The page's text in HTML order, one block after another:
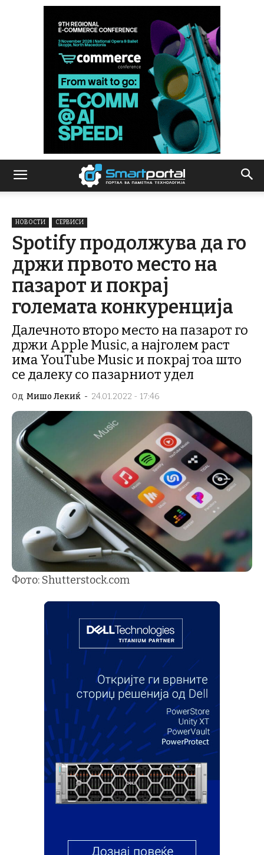
НОВОСТИ СЕРВИСИ
Spotify продолжува да го
држи првото место на
пазарот и покрај
големата конкуренција
Далечното второ место на пазарот го
држи Apple Music, а најголем раст
има YouTube Music и покрај тоа што
се далеку со пазарниот удел
Од Мишо Лекиќ - 24.01.2022 - 17:46
Фото: Shutterstock.com